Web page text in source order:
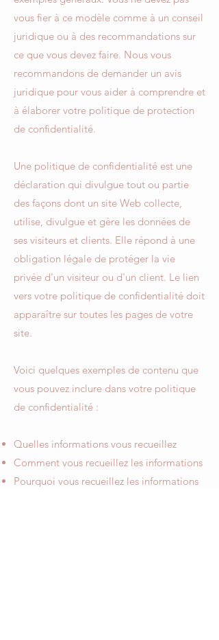
vous fier à ce modèle comme à un conseil
juridique ou à des recommandations sur
ce que vous devez faire. Nous vous
recommandons de demander un avis
juridique pour vous aider à comprendre et
à élaborer votre politique de protection
de confidentialité.
Une politique de confidentialité est une
déclaration qui divulgue tout ou partie
des façons dont un site Web collecte,
utilise, divulgue et gère les données de
ses visiteurs et clients. Elle répond à une
obligation légale de protéger la vie
privée d'un visiteur ou d'un client. Le lien
vers votre politique de confidentialité doit
apparaître sur toutes les pages de votre
site.
Voici quelques exemples de contenu que
vous pouvez inclure dans votre politique
de confidentialité :
Quelles informations vous recueillez
Comment vous recueillez les informations
Pourquoi vous recueillez les informations